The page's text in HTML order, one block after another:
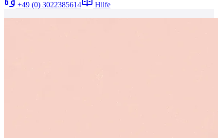
+49 (0) 3022385614 Hilfe